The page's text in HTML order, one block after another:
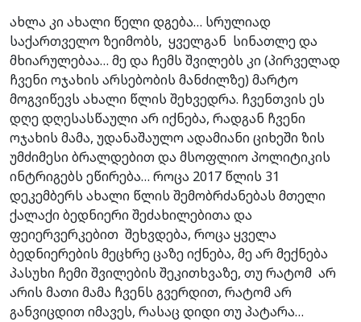
ახლა კი ახალი წელი დგება… სრულიად
საქართველო ზეიმობს, ყველგან სინათლე და
მხიარულებაა… მე და ჩემს შვილებს კი (პირველად
ჩვენი ოჯახის არსებობის მანძილზე) მარტო
მოგვიწევს ახალი წლის შეხვედრა. ჩვენთვის ეს
დღე დღესასწაული არ იქნება, რადგან ჩვენი
ოჯახის მამა, უდანაშაულო ადამიანი ციხეში ზის
უმძიმესი ბრალდებით და მსოფლიო პოლიტიკის
ინტრიგებს ეწირება… როცა 2017 წლის 31
დეკემბერს ახალი წლის შემობრძანებას მთელი
ქალაქი ბედნიერი შეძახილებითა და
ფეიერვერკებით შეხვდება, როცა ყველა
ბედნიერების მეცხრე ცაზე იქნება, მე არ მექნება
პასუხი ჩემი შვილების შეკითხვაზე, თუ რატომ არ
არის მათი მამა ჩვენს გვერდით, რატომ არ
განვიცდით იმავეს, რასაც დიდი თუ პატარა…